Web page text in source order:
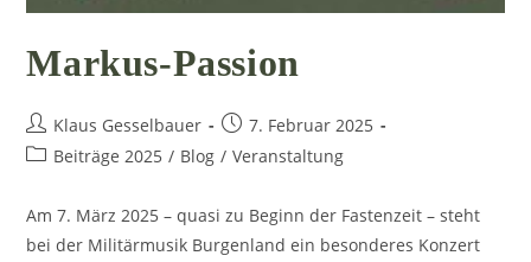
Markus-Passion
Beitrags-
Autor:
Klaus Gesselbauer
Beitrag
veröffentlicht:
7. Februar 2025
Beitrags-
Beiträge 2025 / Blog / Veranstaltung
Am 7. März 2025 – quasi zu Beginn der Fastenzeit – steht
bei der Militärmusik Burgenland ein besonderes Konzert